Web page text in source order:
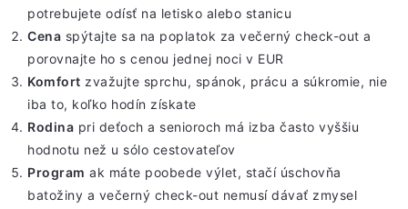
potrebujete odísť na letisko alebo stanicu
Cena spýtajte sa na poplatok za večerný check-out a
porovnajte ho s cenou jednej noci v EUR
Komfort zvažujte sprchu, spánok, prácu a súkromie, nie
iba to, koľko hodín získate
Rodina pri deťoch a senioroch má izba často vyššiu
hodnotu než u sólo cestovateľov
Program ak máte poobede výlet, stačí úschovňa
batožiny a večerný check-out nemusí dávať zmysel